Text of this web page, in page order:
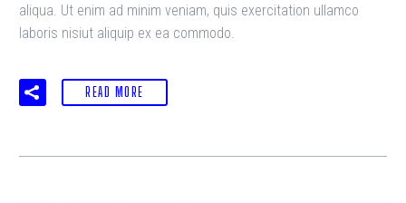
aliqua. Ut enim ad minim veniam, quis exercitation ullamco
laboris nisiut aliquip ex ea commodo.
READ MORE